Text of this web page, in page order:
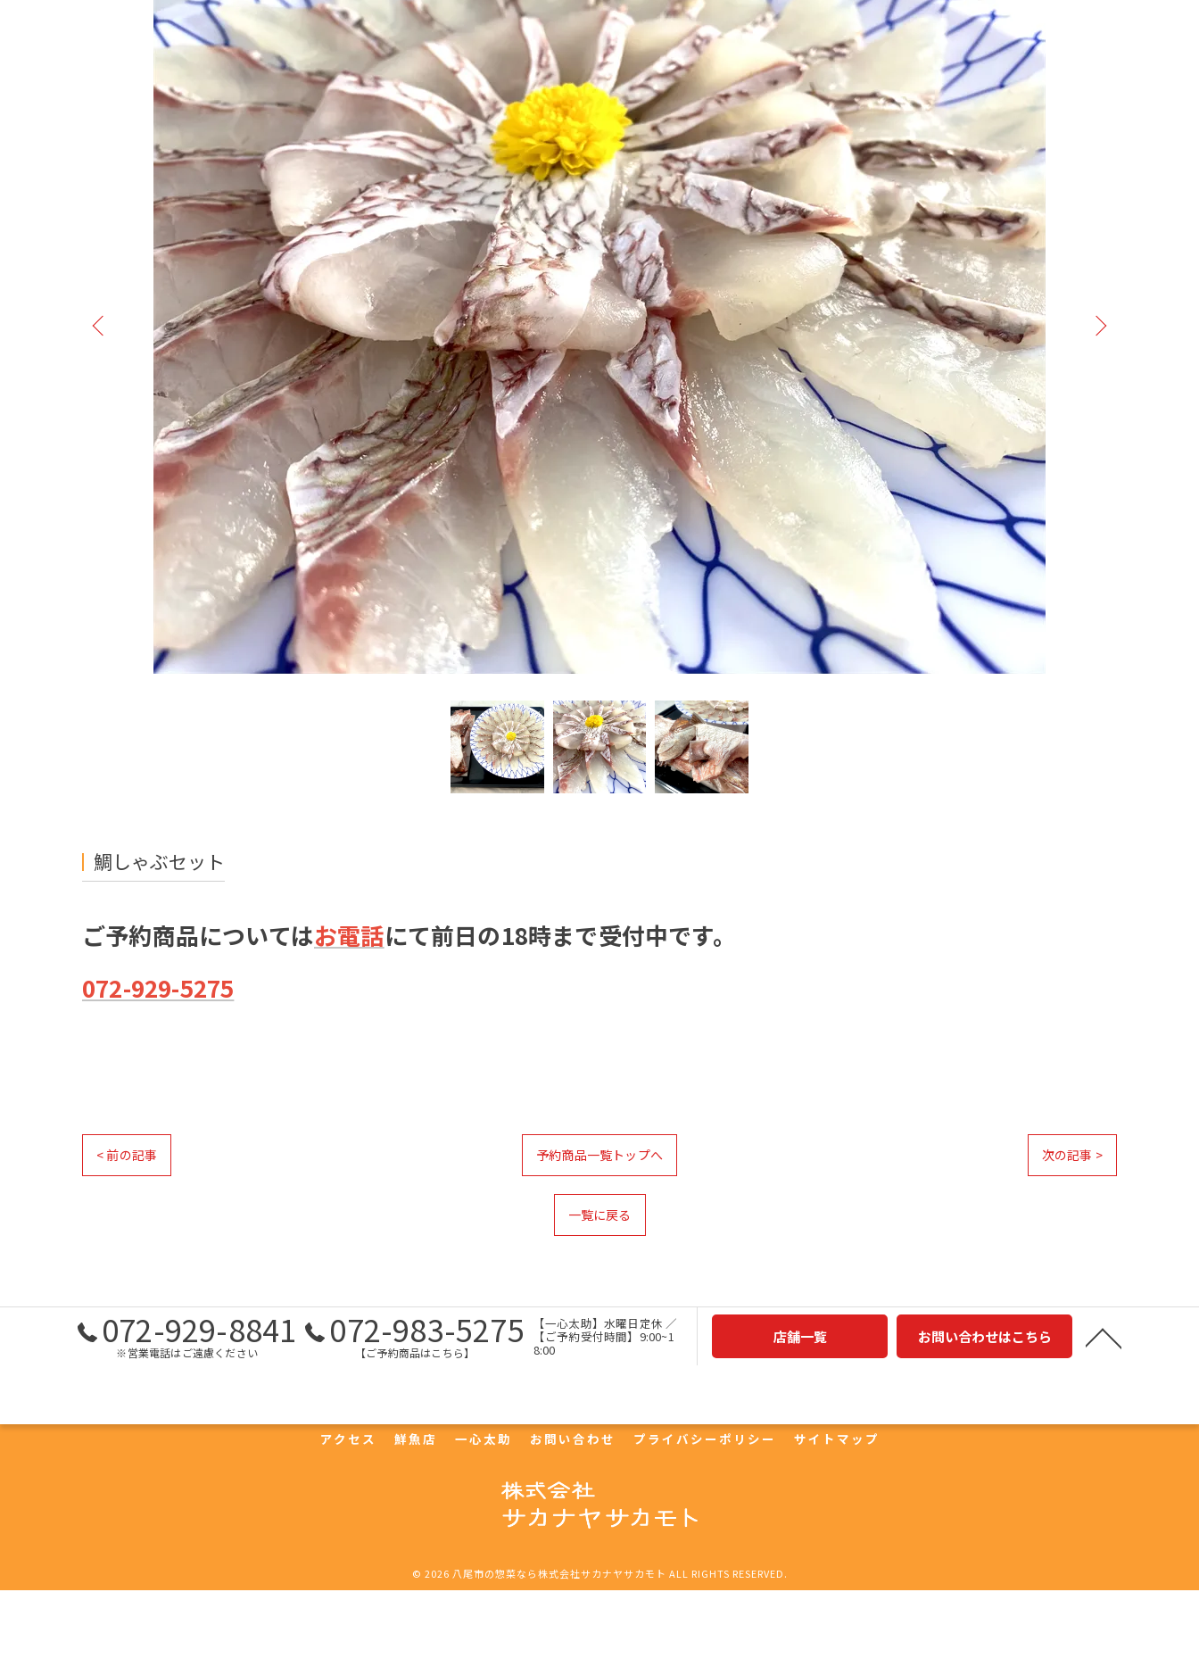
鯛しゃぶセット
ご予約商品についてはお電話にて前日の18時まで受付中です。
072-929-5275
< 前の記事 予約商品一覧トップへ 次の記事 >
一覧に戻る
072-929-8841
※営業電話はご遠慮ください
072-983-5275
【ご予約商品はこちら】
【一心太助】水曜日定休 ／
【ご予約受付時間】9:00~1
8:00
店舗一覧 お問い合わせはこちら
アクセス
鮮魚店 一心太助 お問い合わせ プライバシーポリシー サイトマップ
© 2026 八尾市の惣菜なら株式会社サカナヤサカモト ALL RIGHTS RESERVED.